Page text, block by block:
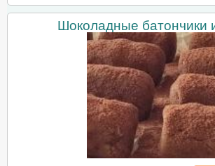
Шоколадные батончики